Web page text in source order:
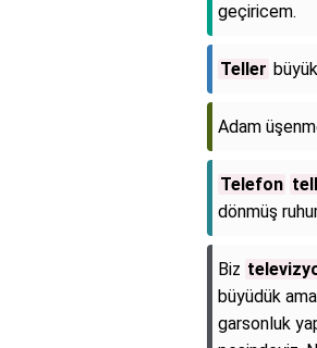
geçiricem.
Teller
Adam
Telefon
dönmüş
Biz
büyüdük
garsonluk